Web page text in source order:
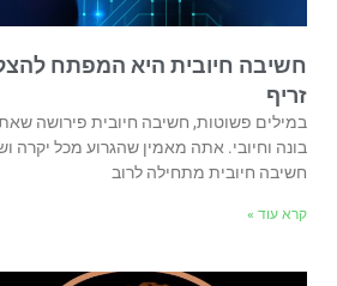
חשיבה חיובית היא המפתח
זריף
במילים פשוטות, חשיבה חיובית פירושה
בונה וחיובי. אתה מאמין שהגרוע מכל יקרה
חשיבה חיובית מתחילה לרוב
קרא עוד »